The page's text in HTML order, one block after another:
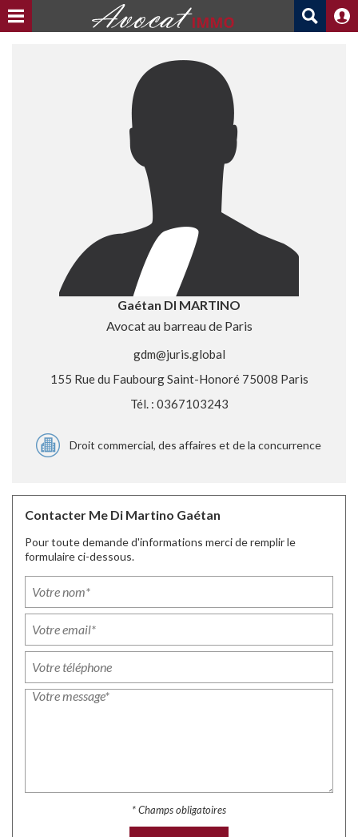
Gaétan DI MARTINO
Avocat au barreau de Paris
gdm@juris.global
155 Rue du Faubourg Saint-Honoré 75008 Paris
Tél. : 0367103243
Droit commercial, des affaires et de la concurrence
Contacter Me Di Martino Gaétan
Pour toute demande d'informations merci de remplir le
formulaire ci-dessous.
* Champs obligatoires